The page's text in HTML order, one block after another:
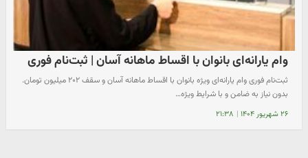
وام یارانه‌ای بانوان با اقساط ماهانه آسان | ثبت‌نام فوری
ثبت‌نام فوری وام یارانه‌ای ویژه بانوان با اقساط ماهانه آسان و سقف ۲۰۲ میلیون تومان.
بدون نیاز به ضامن و با شرایط ویژه…
۲۶ شهریور ۱۴۰۴ | ۲۱:۳۸